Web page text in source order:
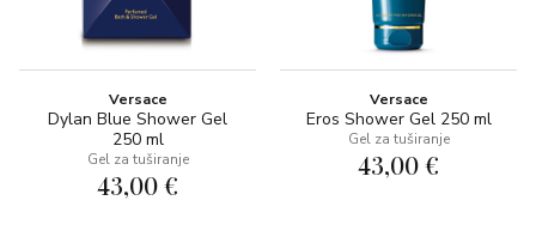
Versace
Dylan Blue Shower Gel
250 ml
Gel za tuširanje
43,00 €
Versace
Eros Shower Gel 250 ml
Gel za tuširanje
43,00 €